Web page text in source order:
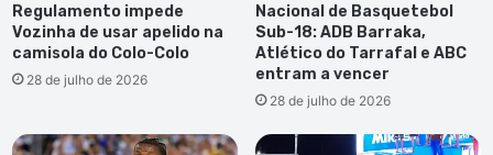
Regulamento impede
Vozinha de usar apelido na
camisola do Colo-Colo
28 de julho de 2026
Nacional de Basquetebol
Sub-18: ADB Barraka,
Atlético do Tarrafal e ABC
entram a vencer
28 de julho de 2026